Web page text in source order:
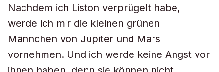
Nachdem ich Liston verprügelt habe,
werde ich mir die kleinen grünen
Männchen von Jupiter und Mars
vornehmen. Und ich werde keine Angst vor